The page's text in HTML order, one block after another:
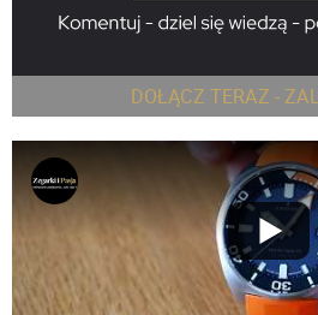
DOŁĄCZ TERAZ -